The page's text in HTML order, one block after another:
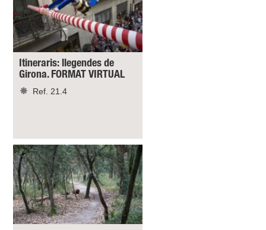
Itineraris: llegendes de
Girona. FORMAT VIRTUAL
Ref. 21.4